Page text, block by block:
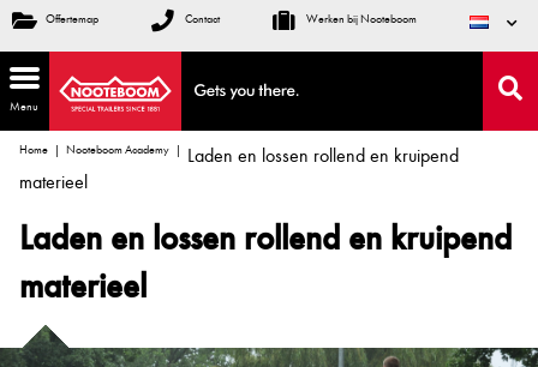
Offertemap Contact Werken bij Nooteboom
Menu
Home Nooteboom Academy
Laden en lossen rollend en kruipend
materieel
Laden en lossen rollend en kruipend
materieel